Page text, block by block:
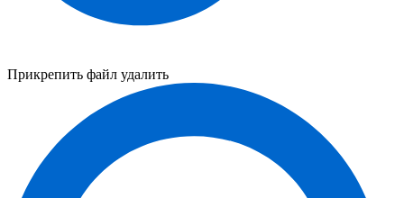
Прикрепить файл удалить